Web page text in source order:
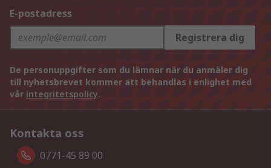
E-postadress
Registrera dig
De personuppgifter som du lämnar när du anmäler dig
till nyhetsbrevet kommer att behandlas i enlighet med
vår integritetspolicy.
Kontakta oss
0771-45 89 00